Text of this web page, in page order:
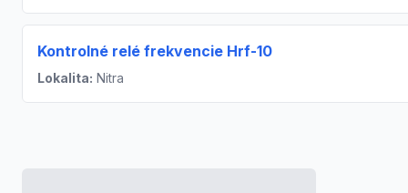
Kontrolné relé frekvencie Hrf-10
Lokalita: Nitra